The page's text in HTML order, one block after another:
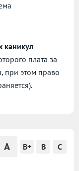
каникул
плата за
при этом право
A B+ B C